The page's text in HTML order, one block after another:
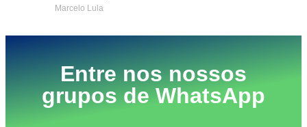
Marcelo Lula
Entre nos nossos
grupos de WhatsApp